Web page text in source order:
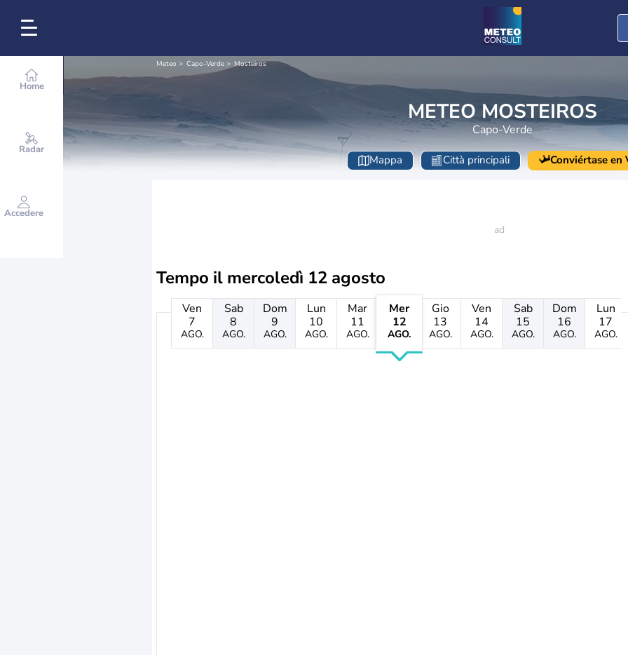
Home
Radar
Accedere
Meteo Capo-Verde Mosteiros
METEO MOSTEIROS
Capo-Verde
Mappa Città principali Conviértase en
Tempo il mercoledì 12 agosto
Ven
7
AGO.
Sab
8
AGO.
Dom
9
AGO.
Lun
10
AGO.
Mar
11
AGO.
Mer
12
AGO.
Gio
13
AGO.
Ven
14
AGO.
Sab
15
AGO.
Dom
16
AGO.
Lun
17
AGO.